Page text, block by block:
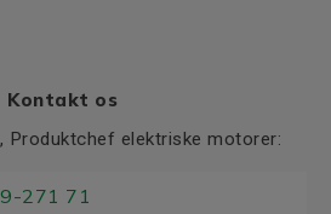
Kontakt os
Produktchef elektriske motorer:
271 71